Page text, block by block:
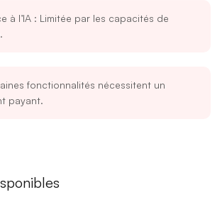
à l’IA : Limitée par les capacités de
fonctionnalités nécessitent un
payant.